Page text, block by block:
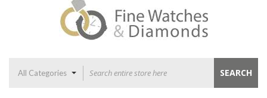
All Categories SEARCH